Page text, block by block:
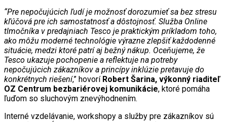
“Pre nepočujúcich ľudí je možnosť dorozumieť sa bez stresu
kľúčová pre ich samostatnosť a dôstojnosť. Služba Online
tlmočníka v predajniach Tesco je praktickým príkladom toho,
ako môžu moderné technológie výrazne zlepšiť každodenné
situácie, medzi ktoré patrí aj bežný nákup. Oceňujeme, že
Tesco ukazuje pochopenie a reflektuje na potreby
nepočujúcich zákazníkov a princípy inklúzie pretavuje do
konkrétnych riešení,” hovorí Robert Šarina, výkonný riaditeľ
OZ Centrum bezbariérovej komunikácie, ktoré pomáha
ľuďom so sluchovým znevýhodnením.
Interné vzdelávanie, workshopy a služby pre zákazníkov sú